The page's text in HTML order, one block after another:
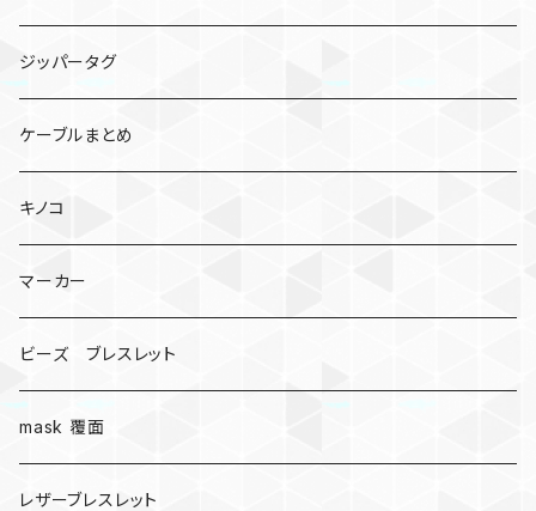
ジッパータグ
ケーブルまとめ
キノコ
マーカー
ビーズ ブレスレット
mask 覆面
レザーブレスレット